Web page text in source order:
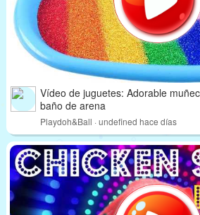
Vídeo de juguetes: Adorable
baño de arena
Playdoh&Ball · undefined hace días